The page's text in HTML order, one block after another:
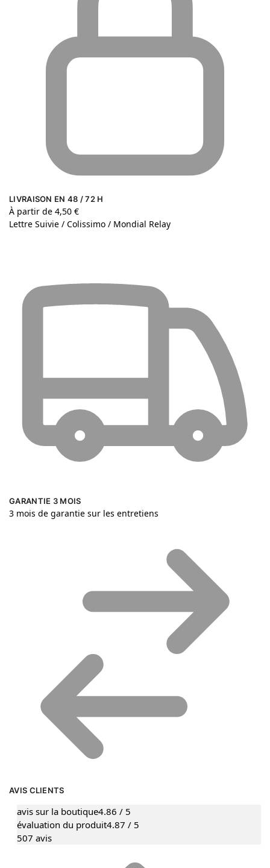
LIVRAISON EN 48 / 72 H
À partir de 4,50 €
Lettre Suivie / Colissimo / Mondial Relay
GARANTIE 3 MOIS
3 mois de garantie sur les entretiens
AVIS CLIENTS
avis sur la boutique4.86 / 5
évaluation du produit4.87 / 5
507 avis